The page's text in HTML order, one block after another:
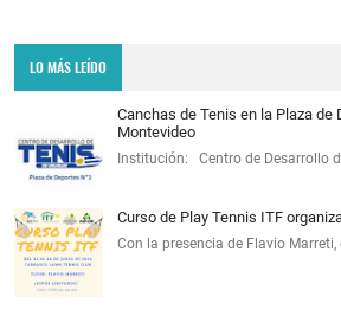
LO MÁS LEÍDO
Canchas de Tenis en la Plaza de
Montevideo
Institución: Centro de Desarrollo
Curso de Play Tennis ITF
Con la presencia de Flavio